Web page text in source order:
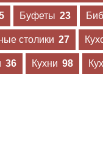
Буфеты 23
столики 27
36 Кухни 98